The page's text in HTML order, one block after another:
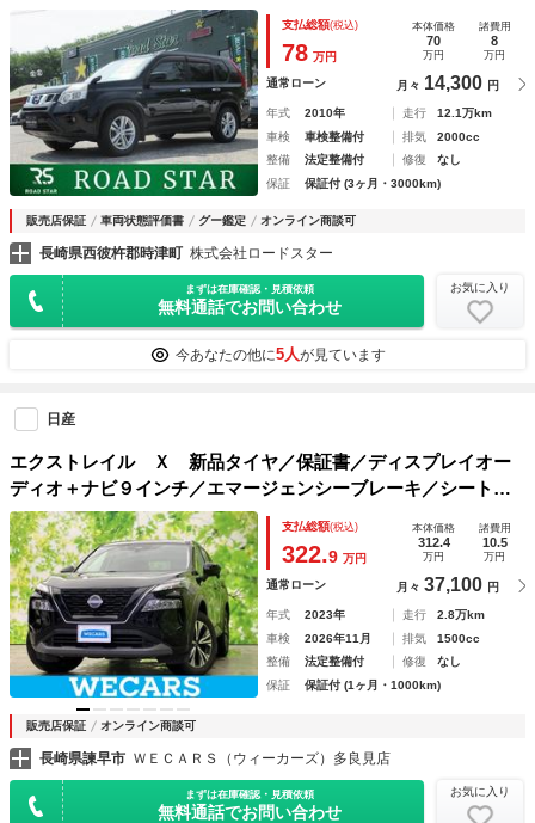
ー ＡＢＳ パワーステアリング パワーウィンドウ
支払総額(税込)
78 万円
本体価格
70
万円
諸費用
8
万円
通常ローン 月々 14,300 円
年式 2010年 走行
12.1万km
車検
車検整備付 排気
2000cc
整備
法定整備付 修復
なし
保証
保証付 (3ヶ月・3000km)
販売店保証 車両状態評価書 グー鑑定 オンライン商談可
長崎県西彼杵郡時津町 株式会社ロードスター
まずは在庫確認・見積依頼
無料通話でお問い合わせ
お気に入り
今あなたの他に5人が見ています
日産
エクストレイル Ｘ 新品タイヤ／保証書／ディスプレイオー
ディオ＋ナビ９インチ／エマージェンシーブレーキ／シートヒ
ーター／車線逸脱防止支援システム／プロパイロット／ヘッド
ランプ ＬＥＤ／Ｂｌｕｅｔｏｏｔｈ接続
支払総額(税込)
322.9 万円
本体価格
312.4
万円
諸費用
10.5
万円
通常ローン 月々 37,100 円
年式 2023年 走行
2.8万km
車検
2026年11月 排気
1500cc
整備
法定整備付 修復
なし
保証
保証付 (1ヶ月・1000km)
販売店保証 オンライン商談可
長崎県諫早市 ＷＥＣＡＲＳ（ウィーカーズ）多良見店
まずは在庫確認・見積依頼
無料通話でお問い合わせ
お気に入り